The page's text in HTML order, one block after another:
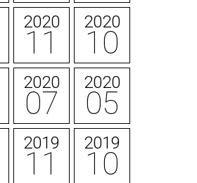
2020
11
2020
10
2020
07
2020
05
2019
11
2019
10